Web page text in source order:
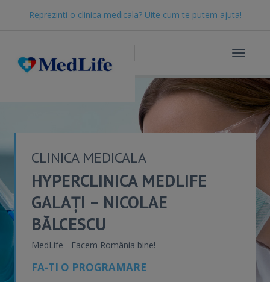
Reprezinti o clinica medicala? Uite cum te putem ajuta!
Toggle
CLINICA MEDICALA
HYPERCLINICA MEDLIFE
GALAȚI – NICOLAE
BĂLCESCU
MedLife - Facem România bine!
FA-TI O PROGRAMARE